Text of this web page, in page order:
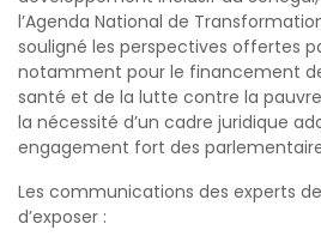
l’Agenda National de
souligné les perspectives offertes
notamment pour le financement
santé et de la lutte contre la
la nécessité d’un cadre juridique
engagement fort des
Les communications des experts
d’exposer :